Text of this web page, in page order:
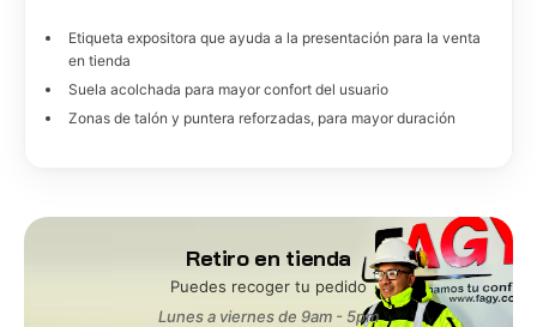
Etiqueta expositora que ayuda a la presentación para la venta
en tienda
Suela acolchada para mayor confort del usuario
Zonas de talón y puntera reforzadas, para mayor duración
Retiro en tienda
Puedes recoger tu pedido
Lunes a viernes de 9am - 5pm